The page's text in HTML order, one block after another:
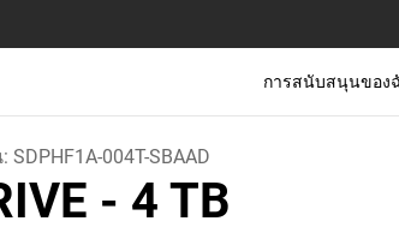
การสนับสนุนของ
:SDPHF1A-004T-SBAAD
- 4 TB